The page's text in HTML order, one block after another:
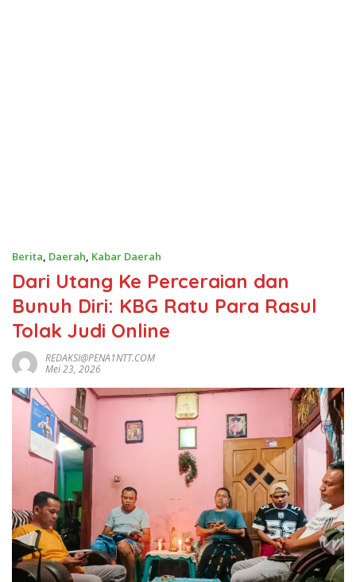
Berita Daerah Kabar Daerah
Dari Utang Ke Perceraian dan
Bunuh Diri: KBG Ratu Para Rasul
Tolak Judi Online
REDAKSI@PENA1NTT.COM
Mei 23, 2026